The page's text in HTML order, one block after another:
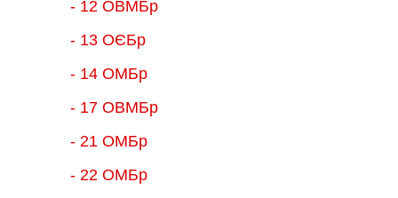
- 12 ОВМБр
- 13 ОЄБр
- 14 ОМБр
- 17 ОВМБр
- 21 ОМБр
- 22 ОМБр